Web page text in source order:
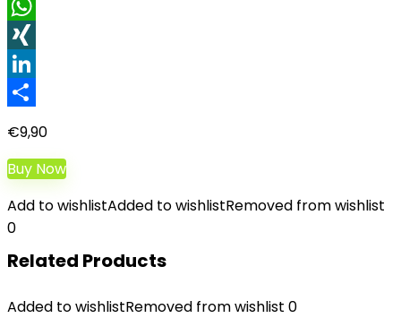
Facebook
WhatsApp
XING
LinkedIn
€9,90
Buy Now
Add to wishlistAdded to wishlistRemoved from wishlist
0
Related Products
Added to wishlistRemoved from wishlist 0